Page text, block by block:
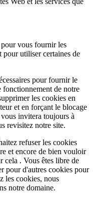
pour vous fournir les
pour utiliser certaines de
pour fournir le
fonctionnement de notre
les cookies en
et en forçant le blocage
invitera toujours à
revisitez notre site.
refuser les cookies
et encore de bien vouloir
cela . Vous êtes libre de
pour d'autres cookies pour
les cookies, nous
notre domaine.